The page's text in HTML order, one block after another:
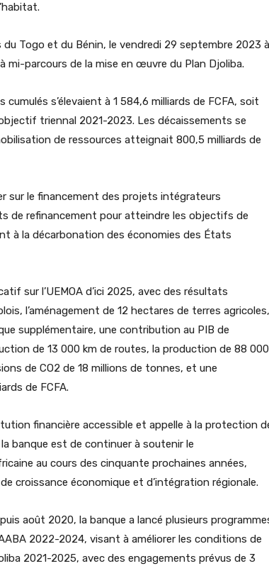
Togo et du Bénin, le vendredi 29 septembre 2023 à
mi-parcours de la mise en œuvre du Plan Djoliba.
s’élevaient à 1 584,6 milliards de FCFA, soit
triennal 2021-2023. Les décaissements se
de ressources atteignait 800,5 milliards de
sur le financement des projets intégrateurs
de refinancement pour atteindre les objectifs de
à la décarbonation des économies des États
sur l’UEMOA d’ici 2025, avec des résultats
l’aménagement de 12 hectares de terres agricoles,
supplémentaire, une contribution au PIB de
de 13 000 km de routes, la production de 88 000
de CO2 de 18 millions de tonnes, et une
de FCFA.
financière accessible et appelle à la protection
banque est de continuer à soutenir le
au cours des cinquante prochaines années,
croissance économique et d’intégration régionale.
août 2020, la banque a lancé plusieurs
2022-2024, visant à améliorer les conditions de
2021-2025, avec des engagements prévus de 3